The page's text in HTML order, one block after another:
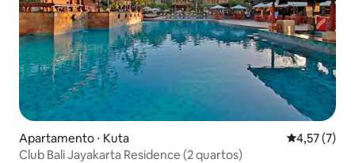
Apartamento ⋅ Kuta 4,57 de
4,57 (7)
Club Bali Jayakarta Residence (2 quartos)